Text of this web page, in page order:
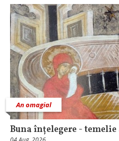
An omagial
Buna înțelegere -